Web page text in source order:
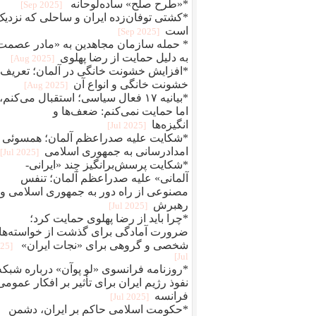
*«طرح صلح» ساده‌لوحانه [2025 Sep]
*کشتی توفان‌زده ایران و ساحلی که
است
[2025 Sep]
* حمله سازمان مجاهدین به «مادر
به دلیل حمایت از رضا پهلوی
[2025 Aug]
*افزایش خشونت خانگی در آلمان؛ تعریف
خشونت خانگی و انواع آن
[2025 Aug]
*بیانیه ۱۷ فعال سیاسی؛ استقبال می‌کنم،
اما حمایت نمی‌کنم: ضعف‌ها و
انگیزه‌ها
[2025 Jul]
*شکایت علیه صدراعظم آلمان؛ همسوئی
امدادرسانی به جمهوری اسلامی
[2025 Jul]
*شکایت پرسش‌برانگیز چند «ایرانی-
آلمانی» علیه صدراعظم آلمان؛ تنفس
مصنوعی از راه دور به جمهوری اسلامی و
رهبرش
[2025 Jul]
*چرا باید از رضا پهلوی حمایت کرد؛
ضرورت آمادگی برای گذشت از
شخصی و گروهی برای «نجات ایران»
Jul]
*روزنامه فرانسوی «لو پوآن» درباره
نفوذ رژیم ایران برای تأثیر بر افکار
فرانسه
[2025 Jul]
*حکومت اسلامی حاکم بر ایران، دشمن